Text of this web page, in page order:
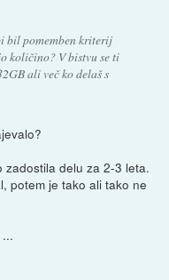
bil pomemben kriterij
količino? V bistvu se ti
ali več ko delaš s
zadostila delu za 2-3 leta.
potem je tako ali tako ne